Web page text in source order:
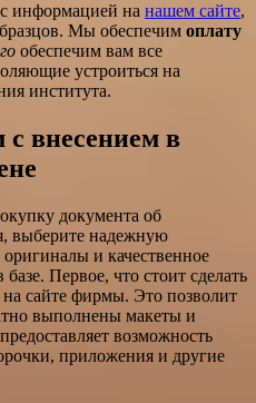
информацией на нашем сайте,
Мы обеспечим оплату
обеспечим вам все
устроиться на
института.
внесением в
документа об
выберите надежную
и качественное
Первое, что стоит сделать
сайте фирмы. Это позволит
выполнены макеты и
возможность
приложения и другие